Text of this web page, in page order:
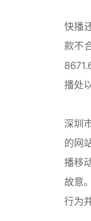
快播
款不
播处
深圳
的网
播移
故意
行为